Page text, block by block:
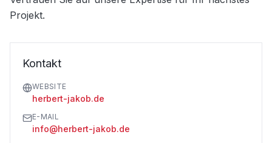
Projekt.
Kontakt
WEBSITE
herbert-jakob.de
E-MAIL
info@herbert-jakob.de